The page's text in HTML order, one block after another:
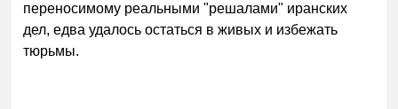
переносимому реальными "решалами" иранских
дел, едва удалось остаться в живых и избежать
тюрьмы.